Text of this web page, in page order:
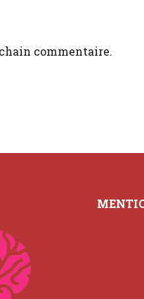
commentaire.